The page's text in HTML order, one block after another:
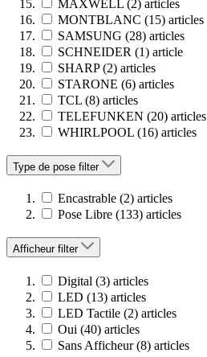
MAXWELL (2) articles
MONTBLANC (15) articles
SAMSUNG (28) articles
SCHNEIDER (1) article
SHARP (2) articles
STARONE (6) articles
TCL (8) articles
TELEFUNKEN (20) articles
WHIRLPOOL (16) articles
Type de pose filter
Encastrable (2) articles
Pose Libre (133) articles
Afficheur filter
Digital (3) articles
LED (13) articles
LED Tactile (2) articles
Oui (40) articles
Sans Afficheur (8) articles